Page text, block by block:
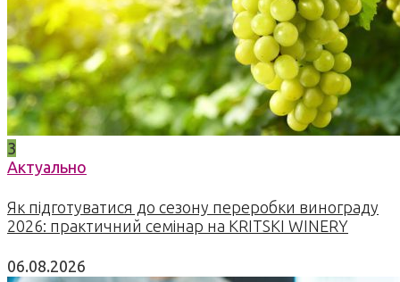
3
Актуально
Як підготуватися до сезону переробки винограду
2026: практичний семінар на KRITSKI WINERY
06.08.2026